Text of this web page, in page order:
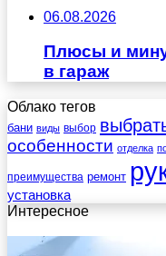
06.08.2026
Плюсы и
в гараж
Облако тегов
бани виды выбор
особенности отделка
преимущества ремонт
установка
Интересное